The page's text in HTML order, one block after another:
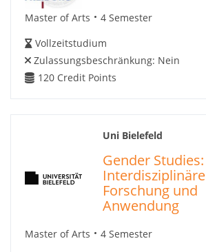
Master of Arts
4 Semester
Vollzeitstudium
Zulassungsbeschränkung: Nein
120 Credit Points
Uni Bielefeld
Gender Studies:
Interdisziplinäre
Forschung und
Anwendung
Master of Arts
4 Semester